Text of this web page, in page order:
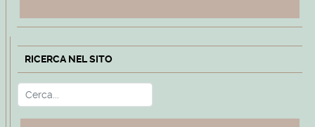
RICERCA NEL SITO
Cerca Type 2 or more characters for